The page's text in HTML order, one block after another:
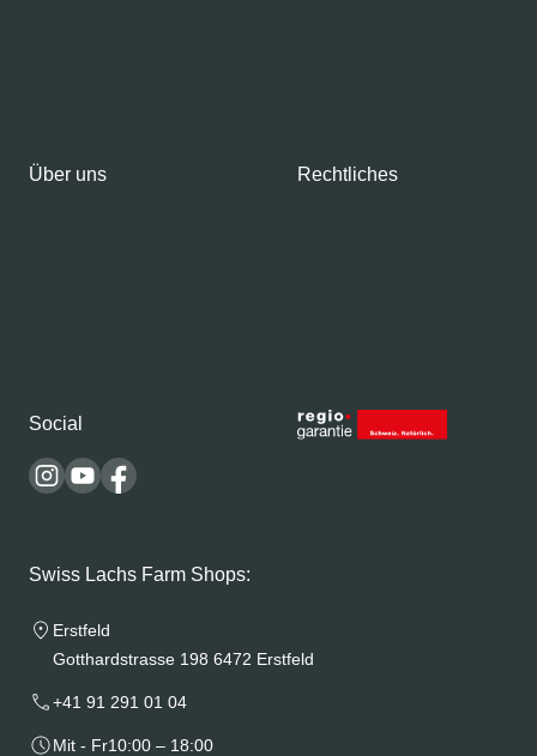
Über uns Rechtliches
Social
Swiss Lachs Farm Shops:
Erstfeld
Gotthardstrasse 198 6472 Erstfeld
+41 91 291 01 04
Mit - Fr10:00 – 18:00